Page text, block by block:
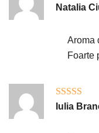
Evaluat la5
Natalia
Aroma
Foarte
Evaluat la5
Iulia